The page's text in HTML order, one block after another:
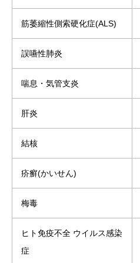
筋萎縮性側索硬化症(ALS)
誤嚥性肺炎
喘息・気管支炎
肝炎
結核
疥癬(かいせん)
梅毒
ヒト免疫不全 ウイルス感染
症